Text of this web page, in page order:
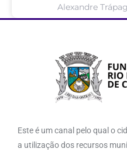
Alexandre
Este é um canal pelo qual o
a utilização dos recursos